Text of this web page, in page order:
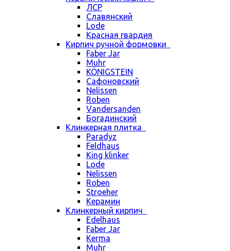
ЛСР
Славянский
Lode
Красная гвардия
Кирпич ручной формовки
Faber Jar
Muhr
KÖNIGSTEIN
Сафоновский
Nelissen
Roben
Vandersanden
Богадинский
Клинкерная плитка
Paradyz
Feldhaus
King klinker
Lode
Nelissen
Roben
Stroeher
Керамин
Клинкерный кирпич
Edelhaus
Faber Jar
Kerma
Muhr